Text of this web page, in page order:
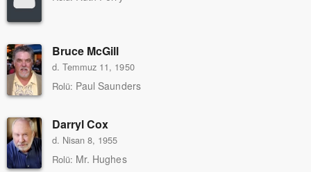
Bruce McGill
d. Temmuz 11, 1950
Rolü: Paul Saunders
Darryl Cox
d. Nisan 8, 1955
Rolü: Mr. Hughes